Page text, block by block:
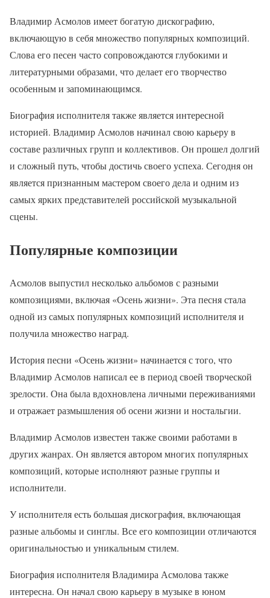
Владимир Асмолов имеет богатую дискографию,
включающую в себя множество популярных композиций.
Слова его песен часто сопровождаются глубокими и
литературными образами, что делает его творчество
особенным и запоминающимся.
Биография исполнителя также является интересной
историей. Владимир Асмолов начинал свою карьеру в
составе различных групп и коллективов. Он прошел долгий
и сложный путь, чтобы достичь своего успеха. Сегодня он
является признанным мастером своего дела и одним из
самых ярких представителей российской музыкальной
сцены.
Популярные композиции
Асмолов выпустил несколько альбомов с разными
композициями, включая «Осень жизни». Эта песня стала
одной из самых популярных композиций исполнителя и
получила множество наград.
История песни «Осень жизни» начинается с того, что
Владимир Асмолов написал ее в период своей творческой
зрелости. Она была вдохновлена личными переживаниями
и отражает размышления об осени жизни и ностальгии.
Владимир Асмолов известен также своими работами в
других жанрах. Он является автором многих популярных
композиций, которые исполняют разные группы и
исполнители.
У исполнителя есть большая дискография, включающая
разные альбомы и синглы. Все его композиции отличаются
оригинальностью и уникальным стилем.
Биография исполнителя Владимира Асмолова также
интересна. Он начал свою карьеру в музыке в юном